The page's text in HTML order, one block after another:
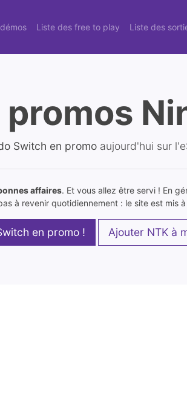
Liste des free to play Liste des
promos
Switch en promo aujourd'hui sur
affaires. Et vous allez être servi ! En
à revenir quotidiennement : le site est mis
en promo ! Ajouter NTK à